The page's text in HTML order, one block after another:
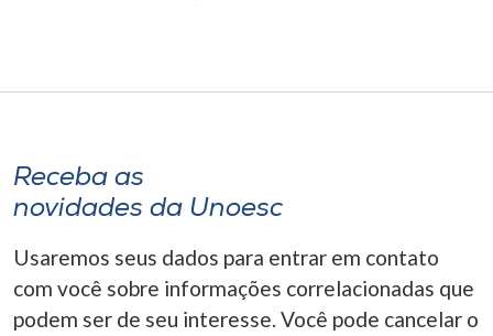
Receba as
novidades da Unoesc
Usaremos seus dados para entrar em contato
com você sobre informações correlacionadas que
podem ser de seu interesse. Você pode cancelar o